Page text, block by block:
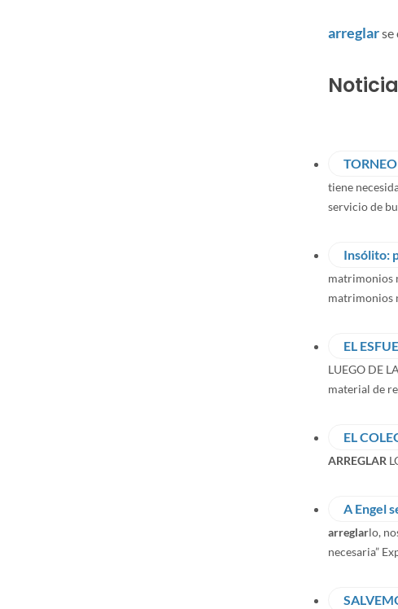
arreglarse
tiene
servicio de
Insólito:
matrimonios
matrimonios
EL
LUEGO DE
material de
EL
ARREGLAR
A Engel
arreglarlo,
necesaria”